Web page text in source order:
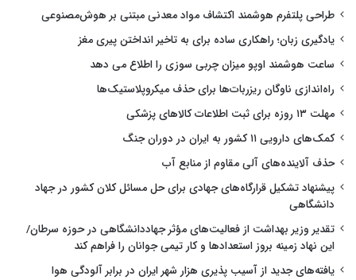
طراحی پلتفرم هوشمند اکتشاف مواد معدنی مبتنی بر هوش‌مصنوعی
یادگیری زبان؛ راهکاری ساده برای به تاخیر انداختن پیری مغز
ساعت هوشمند اوپو میزان چربی سوزی را اطلاع می دهد
راه‌اندازی ناوگان ریزربات‌ها برای حذف میکروپلاستیک‌ها
مهلت ۱۳ روزه برای ثبت اطلاعات کالاهای پزشکی
کمک‌های دارویی ۱۱ کشور به ایران در دوران جنگ
حذف آلاینده‌های آلی مقاوم از منابع آب
پیشنهاد تشکیل قرارگاه‌های جهادی برای حل مسائل کلان کشور در جهاد
دانشگاهی
تقدیر وزیر بهداشت از فعالیت‌های مؤثر جهاددانشگاهی در حوزه سرطان/
این نهاد زمینه بروز استعدادها و کار تیمی جوانان را فراهم کند
یافته‌های جدید از آسیب پذیری هزار شهر ایران در برابر آلودگی هوا